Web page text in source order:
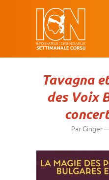
Tavagna
des Voix
Par Ginger